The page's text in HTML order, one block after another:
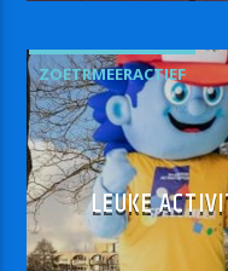
ZOETRMEERACTIEF
LEUKE